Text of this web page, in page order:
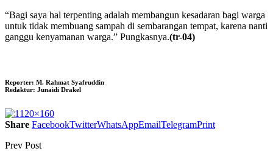
“Bagi saya hal terpenting adalah membangun kesadaran bagi warga
untuk tidak membuang sampah di sembarangan tempat, karena nanti
ganggu kenyamanan warga.” Pungkasnya.(tr-04)
Reporter: M. Rahmat Syafruddin
Redaktur: Junaidi Drakel
Share FacebookTwitterWhatsAppEmailTelegramPrint
Prev Post